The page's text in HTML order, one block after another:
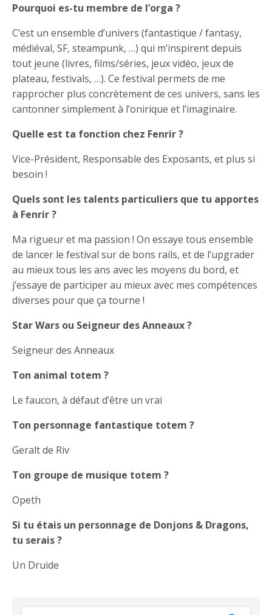
Pourquoi es-tu membre de l’orga ?
C’est un ensemble d’univers (fantastique / fantasy,
médiéval, SF, steampunk, …) qui m’inspirent depuis
tout jeune (livres, films/séries, jeux vidéo, jeux de
plateau, festivals, …). Ce festival permets de me
rapprocher plus concrètement de ces univers, sans les
cantonner simplement à l’onirique et l’imaginaire.
Quelle est ta fonction chez Fenrir ?
Vice-Président, Responsable des Exposants, et plus si
besoin !
Quels sont les talents particuliers que tu apportes
à Fenrir ?
Ma rigueur et ma passion ! On essaye tous ensemble
de lancer le festival sur de bons rails, et de l’upgrader
au mieux tous les ans avec les moyens du bord, et
j’essaye de participer au mieux avec mes compétences
diverses pour que ça tourne !
Star Wars ou Seigneur des Anneaux ?
Seigneur des Anneaux
Ton animal totem ?
Le faucon, à défaut d’être un vrai
Ton personnage fantastique totem ?
Geralt de Riv
Ton groupe de musique totem ?
Opeth
Si tu étais un personnage de Donjons & Dragons,
tu serais ?
Un Druide